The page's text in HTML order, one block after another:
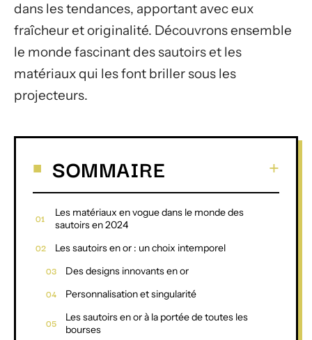
dans les tendances, apportant avec eux
fraîcheur et originalité. Découvrons ensemble
le monde fascinant des sautoirs et les
matériaux qui les font briller sous les
projecteurs.
SOMMAIRE
Les matériaux en vogue dans le monde des
sautoirs en 2024
Les sautoirs en or : un choix intemporel
Des designs innovants en or
Personnalisation et singularité
Les sautoirs en or à la portée de toutes les
bourses